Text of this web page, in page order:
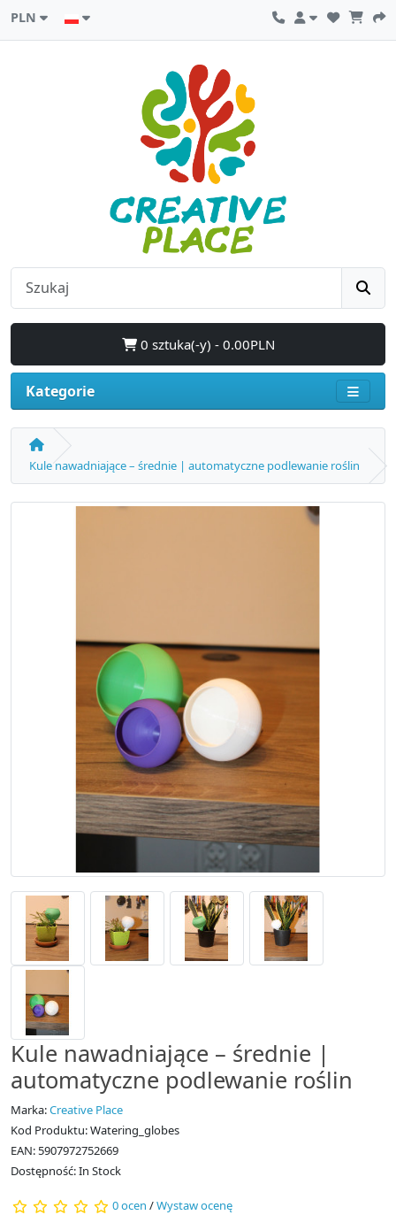
PLN
0 sztuka(-y) - 0.00PLN
Kategorie
Kule nawadniające – średnie | automatyczne podlewanie roślin
Kule nawadniające – średnie |
automatyczne podlewanie roślin
Marka:Creative Place
Kod Produktu: Watering_globes
EAN: 5907972752669
Dostępność: In Stock
0 ocen /Wystaw ocenę